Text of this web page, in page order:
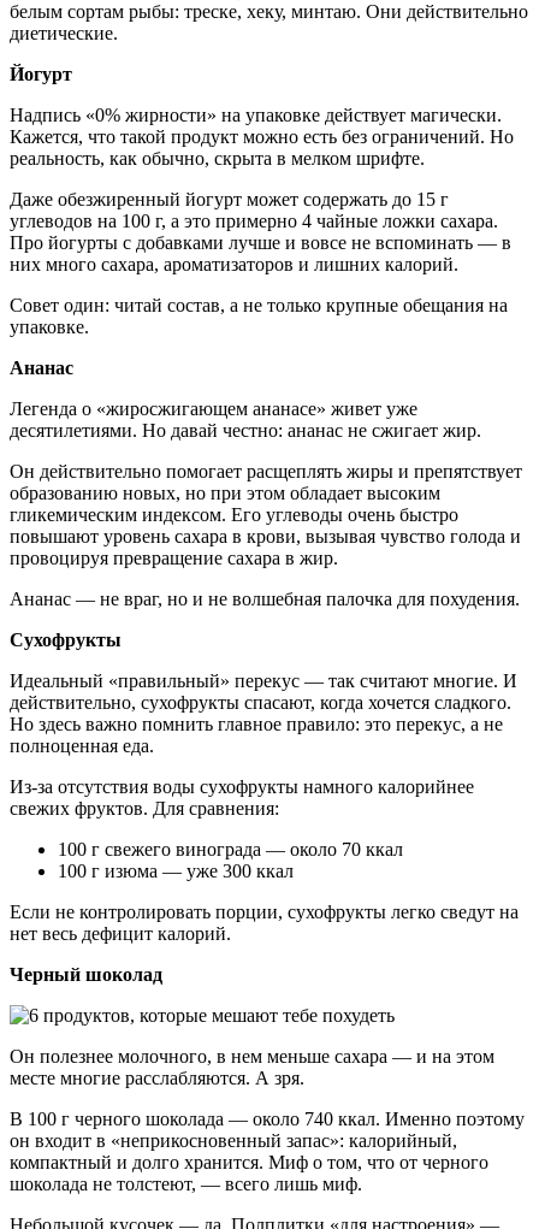
белым сортам рыбы: треске, хеку, минтаю. Они действительно
диетические.
Йогурт
Надпись «0% жирности» на упаковке действует магически.
Кажется, что такой продукт можно есть без ограничений. Но
реальность, как обычно, скрыта в мелком шрифте.
Даже обезжиренный йогурт может содержать до 15 г
углеводов на 100 г, а это примерно 4 чайные ложки сахара.
Про йогурты с добавками лучше и вовсе не вспоминать — в
них много сахара, ароматизаторов и лишних калорий.
Совет один: читай состав, а не только крупные обещания на
упаковке.
Ананас
Легенда о «жиросжигающем ананасе» живет уже
десятилетиями. Но давай честно: ананас не сжигает жир.
Он действительно помогает расщеплять жиры и препятствует
образованию новых, но при этом обладает высоким
гликемическим индексом. Его углеводы очень быстро
повышают уровень сахара в крови, вызывая чувство голода и
провоцируя превращение сахара в жир.
Ананас — не враг, но и не волшебная палочка для похудения.
Сухофрукты
Идеальный «правильный» перекус — так считают многие. И
действительно, сухофрукты спасают, когда хочется сладкого.
Но здесь важно помнить главное правило: это перекус, а не
полноценная еда.
Из-за отсутствия воды сухофрукты намного калорийнее
свежих фруктов. Для сравнения:
100 г свежего винограда — около 70 ккал
100 г изюма — уже 300 ккал
Если не контролировать порции, сухофрукты легко сведут на
нет весь дефицит калорий.
Черный шоколад
Он полезнее молочного, в нем меньше сахара — и на этом
месте многие расслабляются. А зря.
В 100 г черного шоколада — около 740 ккал. Именно поэтому
он входит в «неприкосновенный запас»: калорийный,
компактный и долго хранится. Миф о том, что от черного
шоколада не толстеют, — всего лишь миф.